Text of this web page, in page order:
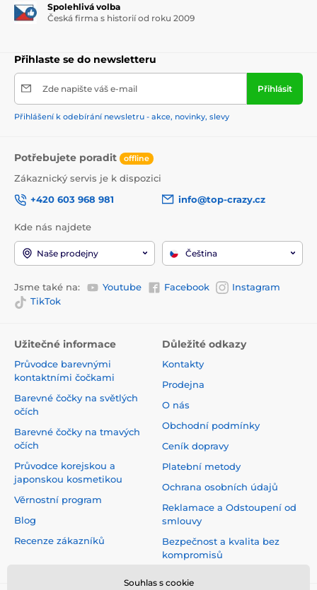
Spolehlivá volba
Česká firma s historií od roku 2009
Přihlaste se do newsletteru
Zde napište váš e-mail Přihlásit
Přihlášení k odebírání newsletru - akce, novinky, slevy
Potřebujete poradit offline
Zákaznický servis je k dispozici
+420 603 968 981
info@top-crazy.cz
Kde nás najdete
Naše prodejny Čeština
Jsme také na: Youtube Facebook
Instagram
TikTok
Užitečné informace
Průvodce barevnými
kontaktními čočkami
Barevné čočky na světlých
očích
Barevné čočky na tmavých
očích
Průvodce korejskou a
japonskou kosmetikou
Věrnostní program
Blog
Recenze zákazníků
Důležité odkazy
Kontakty
Prodejna
O nás
Obchodní podmínky
Ceník dopravy
Platební metody
Ochrana osobních údajů
Reklamace a Odstoupení od
smlouvy
Bezpečnost a kvalita bez
kompromisů
Souhlas s cookie